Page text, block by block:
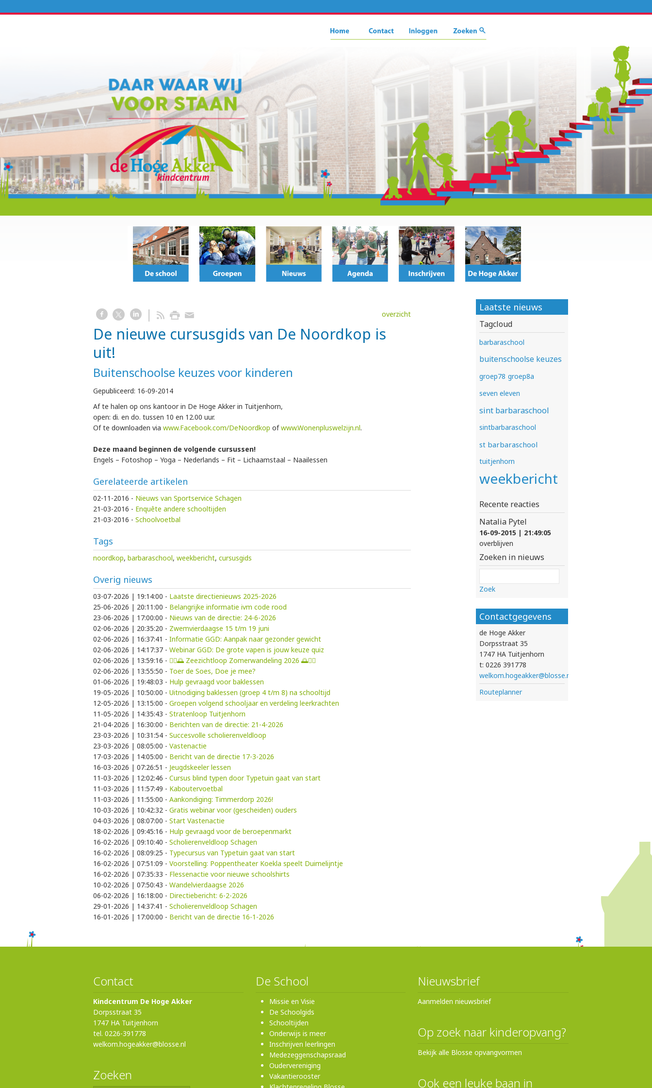
overzicht
De nieuwe cursusgids van De Noordkop is
uit!
Buitenschoolse keuzes voor kinderen
Gepubliceerd: 16-09-2014
Af te halen op ons kantoor in De Hoge Akker in Tuitjenhorn,
open: di. en do. tussen 10 en 12.00 uur.
Of te downloaden via www.Facebook.com/DeNoordkop ofwww.Wonenpluswelzijn.nl.
Deze maand beginnen de volgende cursussen!
Engels – Fotoshop – Yoga – Nederlands – Fit – Lichaamstaal – Naailessen
Gerelateerde artikelen
02-11-2016 - Nieuws van Sportservice Schagen
21-03-2016 - Enquête andere schooltijden
21-03-2016 - Schoolvoetbal
Tags
noordkop, barbaraschool, weekbericht, cursusgids
Overig nieuws
03-07-2026 | 19:14:00 - Laatste directienieuws 2025-2026
25-06-2026 | 20:11:00 - Belangrijke informatie ivm code rood
23-06-2026 | 17:00:00 - Nieuws van de directie: 24-6-2026
02-06-2026 | 20:35:20 - Zwemvierdaagse 15 t/m 19 juni
02-06-2026 | 16:37:41 - Informatie GGD: Aanpak naar gezonder gewicht
02-06-2026 | 14:17:37 - Webinar GGD: De grote vapen is jouw keuze quiz
02-06-2026 | 13:59:16 - 🚶‍♀️🌅 Zeezichtloop Zomerwandeling 2026 🌅🚶‍♂️
02-06-2026 | 13:55:50 - Toer de Soes, Doe je mee?
01-06-2026 | 19:48:03 - Hulp gevraagd voor baklessen
19-05-2026 | 10:50:00 - Uitnodiging baklessen (groep 4 t/m 8) na schooltijd
12-05-2026 | 13:15:00 - Groepen volgend schooljaar en verdeling leerkrachten
11-05-2026 | 14:35:43 - Stratenloop Tuitjenhorn
21-04-2026 | 16:30:00 - Berichten van de directie: 21-4-2026
23-03-2026 | 10:31:54 - Succesvolle scholierenveldloop
23-03-2026 | 08:05:00 - Vastenactie
17-03-2026 | 14:05:00 - Bericht van de directie 17-3-2026
16-03-2026 | 07:26:51 - Jeugdskeeler lessen
11-03-2026 | 12:02:46 - Cursus blind typen door Typetuin gaat van start
11-03-2026 | 11:57:49 - Kaboutervoetbal
11-03-2026 | 11:55:00 - Aankondiging: Timmerdorp 2026!
10-03-2026 | 10:42:32 - Gratis webinar voor (gescheiden) ouders
04-03-2026 | 08:07:00 - Start Vastenactie
18-02-2026 | 09:45:16 - Hulp gevraagd voor de beroepenmarkt
16-02-2026 | 09:10:40 - Scholierenveldloop Schagen
16-02-2026 | 08:09:25 - Typecursus van Typetuin gaat van start
16-02-2026 | 07:51:09 - Voorstelling: Poppentheater Koekla speelt Duimelijntje
16-02-2026 | 07:35:33 - Flessenactie voor nieuwe schoolshirts
10-02-2026 | 07:50:43 - Wandelvierdaagse 2026
06-02-2026 | 16:18:00 - Directiebericht: 6-2-2026
29-01-2026 | 14:37:41 - Scholierenveldloop Schagen
16-01-2026 | 17:00:00 - Bericht van de directie 16-1-2026
Laatste nieuws
Tagcloud
barbaraschool
buitenschoolse keuzes
groep78 groep8a
seven eleven
sint barbaraschool
sintbarbaraschool
st barbaraschool
tuitjenhorn
weekbericht
Recente reacties
Natalia Pytel
16-09-2015 | 21:49:05
overblijven
Zoeken in nieuws
Zoek
Contactgegevens
de Hoge Akker
Dorpsstraat 35
1747 HA Tuitjenhorn
t: 0226 391778
welkom.hogeakker@blosse.nl
Routeplanner
Contact
Kindcentrum De Hoge Akker
Dorpsstraat 35
1747 HA Tuitjenhorn
tel. 0226-391778
welkom.hogeakker@blosse.nl
Zoeken
De School
Missie en Visie
De Schoolgids
Schooltijden
Onderwijs is meer
Inschrijven leerlingen
Medezeggenschapsraad
Oudervereniging
Vakantierooster
Nieuwsbrief
Aanmelden nieuwsbrief
Op zoek naar kinderopvang?
Bekijk alle Blosse opvangvormen
Ook een leuke baan in